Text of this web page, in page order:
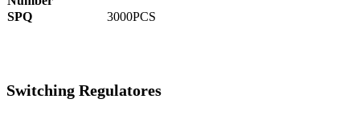
SPQ 3000PCS
Switching Regulatores